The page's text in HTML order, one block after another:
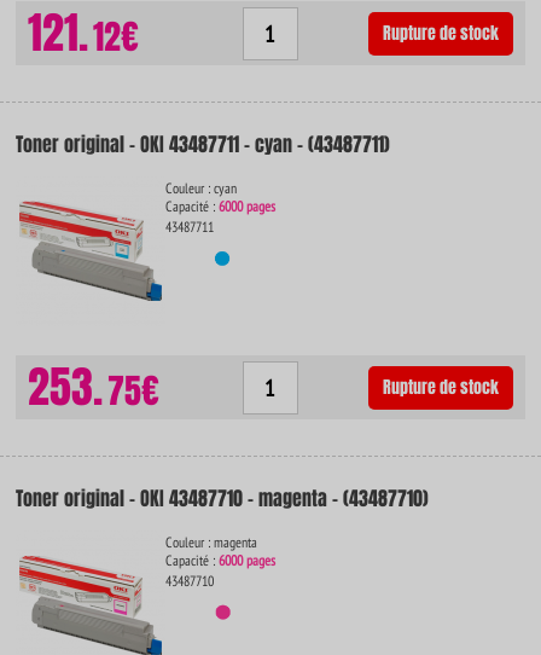
121.12€ Rupture de stock
Toner original - OKI 43487711 - cyan - (43487711)
Couleur : cyan
Capacité :6000 pages
43487711
253.75€ Rupture de stock
Toner original - OKI 43487710 - magenta - (43487710)
Couleur : magenta
Capacité :6000 pages
43487710